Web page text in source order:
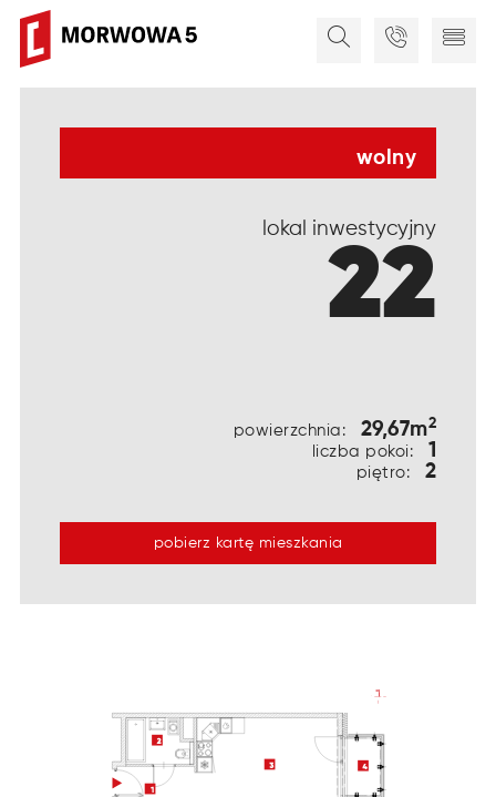
lokal inwestycyjny
22
wolny
powierzchnia: 29,67m2
liczba pokoi: 1
piętro: 2
pobierz kartę mieszkania